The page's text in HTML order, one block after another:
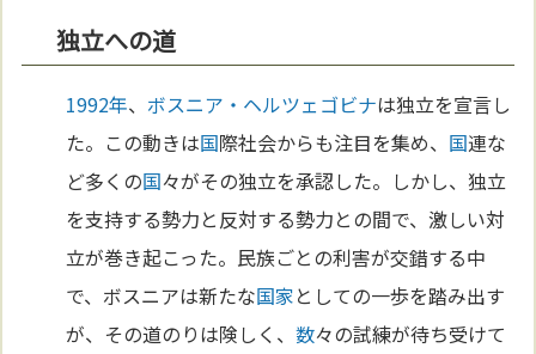
独立への道
1992年、 ボスニア・ヘルツェゴビナは独立を宣言し
た。この動きは国際社会からも注目を集め、 国連な
ど多くの国々がその独立を承認した。しかし、独立
を支持する勢力と反対する勢力との間で、激しい対
立が巻き起こった。民族ごとの利害が交錯する中
で、ボスニアは新たな国家としての一歩を踏み出す
が、その道のりは険しく、数々の試練が待ち受けて